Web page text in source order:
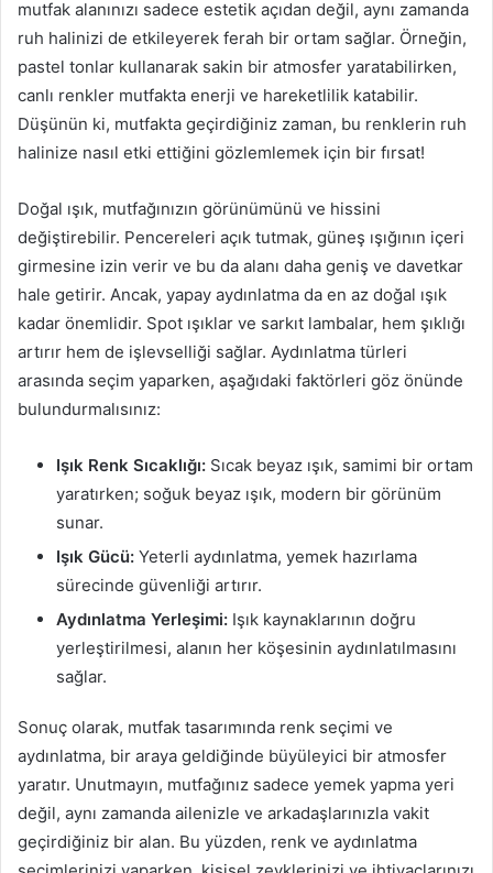
mutfak alanınızı sadece estetik açıdan değil, aynı zamanda
ruh halinizi de etkileyerek ferah bir ortam sağlar. Örneğin,
pastel tonlar kullanarak sakin bir atmosfer yaratabilirken,
canlı renkler mutfakta enerji ve hareketlilik katabilir.
Düşünün ki, mutfakta geçirdiğiniz zaman, bu renklerin ruh
halinize nasıl etki ettiğini gözlemlemek için bir fırsat!
Doğal ışık, mutfağınızın görünümünü ve hissini
değiştirebilir. Pencereleri açık tutmak, güneş ışığının içeri
girmesine izin verir ve bu da alanı daha geniş ve davetkar
hale getirir. Ancak, yapay aydınlatma da en az doğal ışık
kadar önemlidir. Spot ışıklar ve sarkıt lambalar, hem şıklığı
artırır hem de işlevselliği sağlar. Aydınlatma türleri
arasında seçim yaparken, aşağıdaki faktörleri göz önünde
bulundurmalısınız:
Işık Renk Sıcaklığı: Sıcak beyaz ışık, samimi bir ortam
yaratırken; soğuk beyaz ışık, modern bir görünüm
sunar.
Işık Gücü: Yeterli aydınlatma, yemek hazırlama
sürecinde güvenliği artırır.
Aydınlatma Yerleşimi: Işık kaynaklarının doğru
yerleştirilmesi, alanın her köşesinin aydınlatılmasını
sağlar.
Sonuç olarak, mutfak tasarımında renk seçimi ve
aydınlatma, bir araya geldiğinde büyüleyici bir atmosfer
yaratır. Unutmayın, mutfağınız sadece yemek yapma yeri
değil, aynı zamanda ailenizle ve arkadaşlarınızla vakit
geçirdiğiniz bir alan. Bu yüzden, renk ve aydınlatma